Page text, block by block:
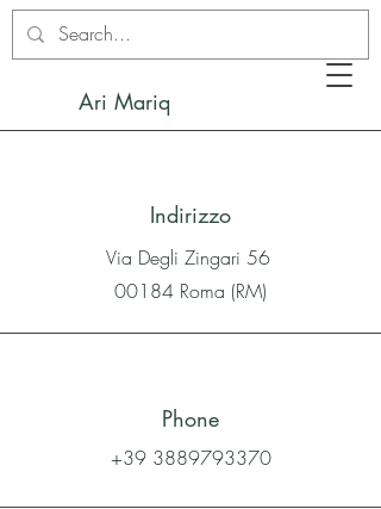
Ari Mariq
Indirizzo
Via Degli Zingari 56
00184 Roma (RM)
Phone
+39 3889793370